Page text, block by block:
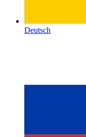
Deutsch